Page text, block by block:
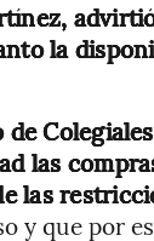
la
las
las
y que por